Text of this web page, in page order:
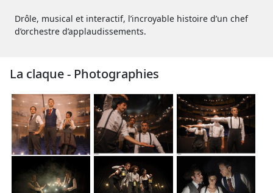
Drôle, musical et interactif, l’incroyable histoire d’un chef
d’orchestre d’applaudissements.
La claque - Photographies